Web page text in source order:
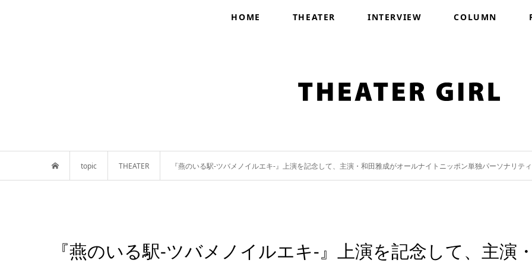
HOME THEATER INTERVIEW COLUMN
topic THEATER 『燕のいる駅-ツバメノイルエキ-』上演を記念して、主演・和⽥雅成がオールナイトニッポン単独パーソナリティ
『燕のいる駅-ツバメノイルエキ-』上演を記念して、主演・